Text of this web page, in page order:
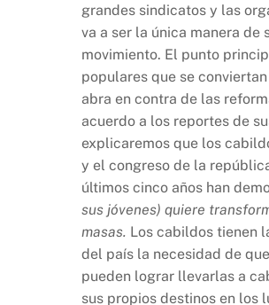
grandes sindicatos y las
va a ser la única manera
movimiento. El punto
populares que se
abra en contra de las
acuerdo a los reportes de
explicaremos que los
y el congreso de la
últimos cinco años han
sus jóvenes) quiere
masas. Los cabildos tienen
del país la necesidad de
pueden lograr llevarlas a
sus propios destinos en los